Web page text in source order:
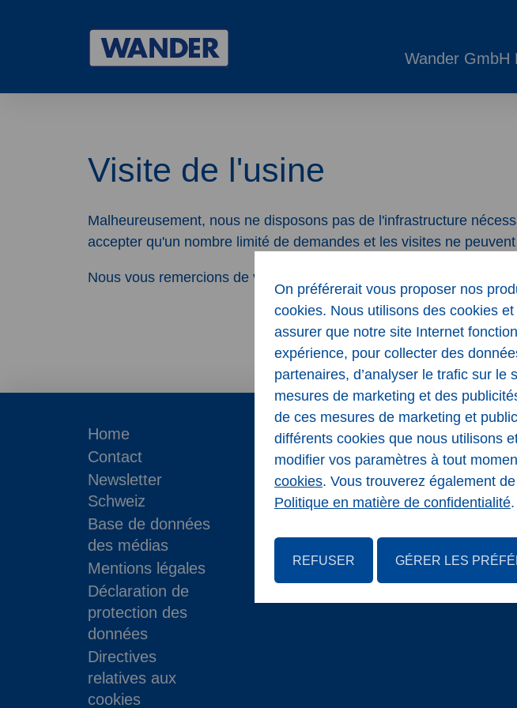
Wander GmbH
Visite de l'usine
Malheureusement, nous ne disposons pas de l'infrastructure
accepter qu'un nombre limité de demandes et les visites ne
Nous vous remercions de votre demande et l’intérêt que vous
Home
Contact
Newsletter
Schweiz
Base de données
des médias
Mentions légales
Déclaration de
protection des
données
Directives
relatives aux
cookies
On préférerait vous proposer nos
cookies. Nous utilisons des cookies
assurer que notre site Internet
expérience, pour collecter des
partenaires, d’analyser le trafic sur
mesures de marketing et des
de ces mesures de marketing et
différents cookies que nous utilisons
modifier vos paramètres à tout
cookies. Vous trouverez également
Politique en matière de confidentialité.
REFUSER GÉRER LES